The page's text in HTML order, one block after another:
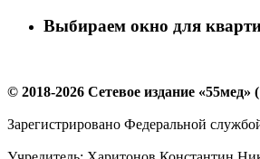
Выбираем окно для
© 2018-2026 Сетевое издание «55мед»
Зарегистрировано Федеральной